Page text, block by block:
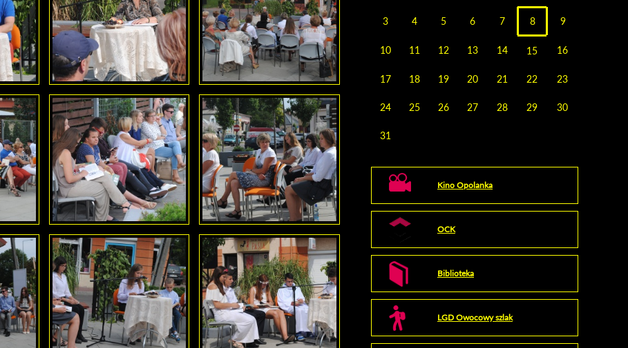
3 4 5 6 7 8 9
10 11 12 13 14 15 16
17 18 19 20 21 22 23
24 25 26 27 28 29 30
31
Kino Opolanka
OCK
Biblioteka
LGD Owocowy szlak